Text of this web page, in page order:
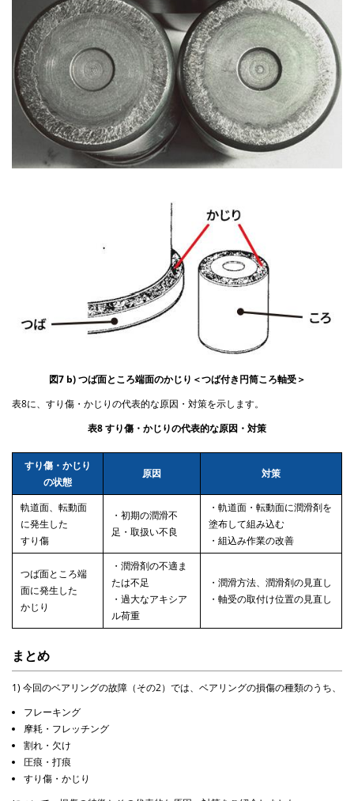
図7 b) つば面ところ端面のかじり＜つば付き円筒ころ軸受＞
表8に、すり傷・かじりの代表的な原因・対策を示します。
表8 すり傷・かじりの代表的な原因・対策
すり傷・かじり
の状態
原因 対策
軌道面、転動面
に発生した
すり傷
・初期の潤滑不
足・取扱い不良
・軌道面・転動面に潤滑剤を
塗布して組み込む
・組込み作業の改善
つば面ところ端
面に発生した
かじり
・潤滑剤の不適ま
たは不足
・過大なアキシア
ル荷重
・潤滑方法、潤滑剤の見直し
・軸受の取付け位置の見直し
まとめ
1) 今回のベアリングの故障（その2）では、ベアリングの損傷の種類のうち、
フレーキング
摩耗・フレッチング
割れ・欠け
圧痕・打痕
すり傷・かじり